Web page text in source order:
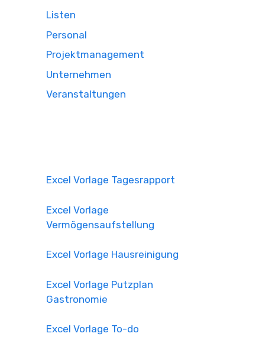
Listen
Personal
Projektmanagement
Unternehmen
Veranstaltungen
Excel Vorlage Tagesrapport
Excel Vorlage
Vermögensaufstellung
Excel Vorlage Hausreinigung
Excel Vorlage Putzplan
Gastronomie
Excel Vorlage To-do